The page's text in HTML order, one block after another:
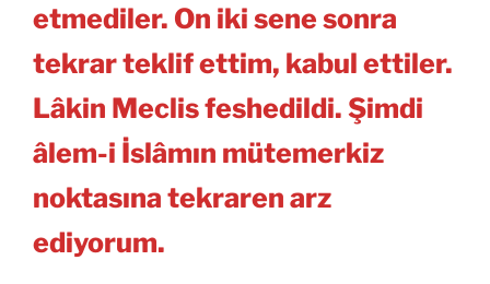
etmediler. On iki sene sonra
tekrar teklif ettim, kabul ettiler.
Lâkin Meclis feshedildi. Şimdi
âlem-i İslâmın mütemerkiz
noktasına tekraren arz
ediyorum.